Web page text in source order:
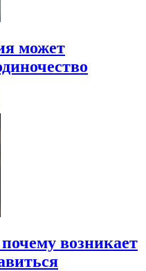
может
возникает